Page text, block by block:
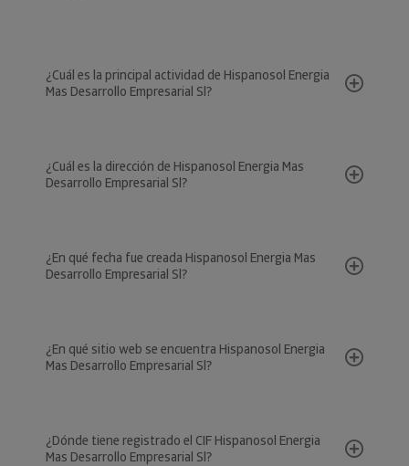
¿Cuál es la principal actividad de Hispanosol Energia
Mas Desarrollo Empresarial Sl?
¿Cuál es la dirección de Hispanosol Energia Mas
Desarrollo Empresarial Sl?
¿En qué fecha fue creada Hispanosol Energia Mas
Desarrollo Empresarial Sl?
¿En qué sitio web se encuentra Hispanosol Energia
Mas Desarrollo Empresarial Sl?
¿Dónde tiene registrado el CIF Hispanosol Energia
Mas Desarrollo Empresarial Sl?